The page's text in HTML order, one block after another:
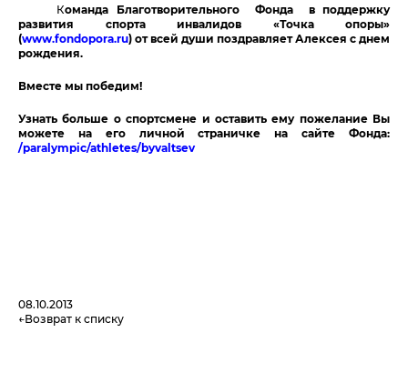
Команда Благотворительного Фонда в поддержку
развития спорта инвалидов «Точка опоры»
(www.fondopora.ru) от всей души поздравляет Алексея с днем
рождения.
Вместе мы победим!
Узнать больше о спортсмене и оставить ему пожелание Вы
можете на его личной страничке на сайте Фонда:
/paralympic/athletes/byvaltsev
08.10.2013
Возврат к списку